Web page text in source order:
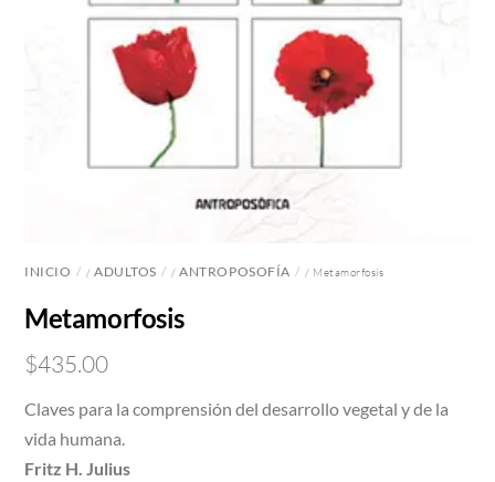
INICIO /ADULTOS /ANTROPOSOFÍA / Metamorfosis
Metamorfosis
$435.00
Claves para la comprensión del desarrollo vegetal y de la
vida humana.
Fritz H. Julius